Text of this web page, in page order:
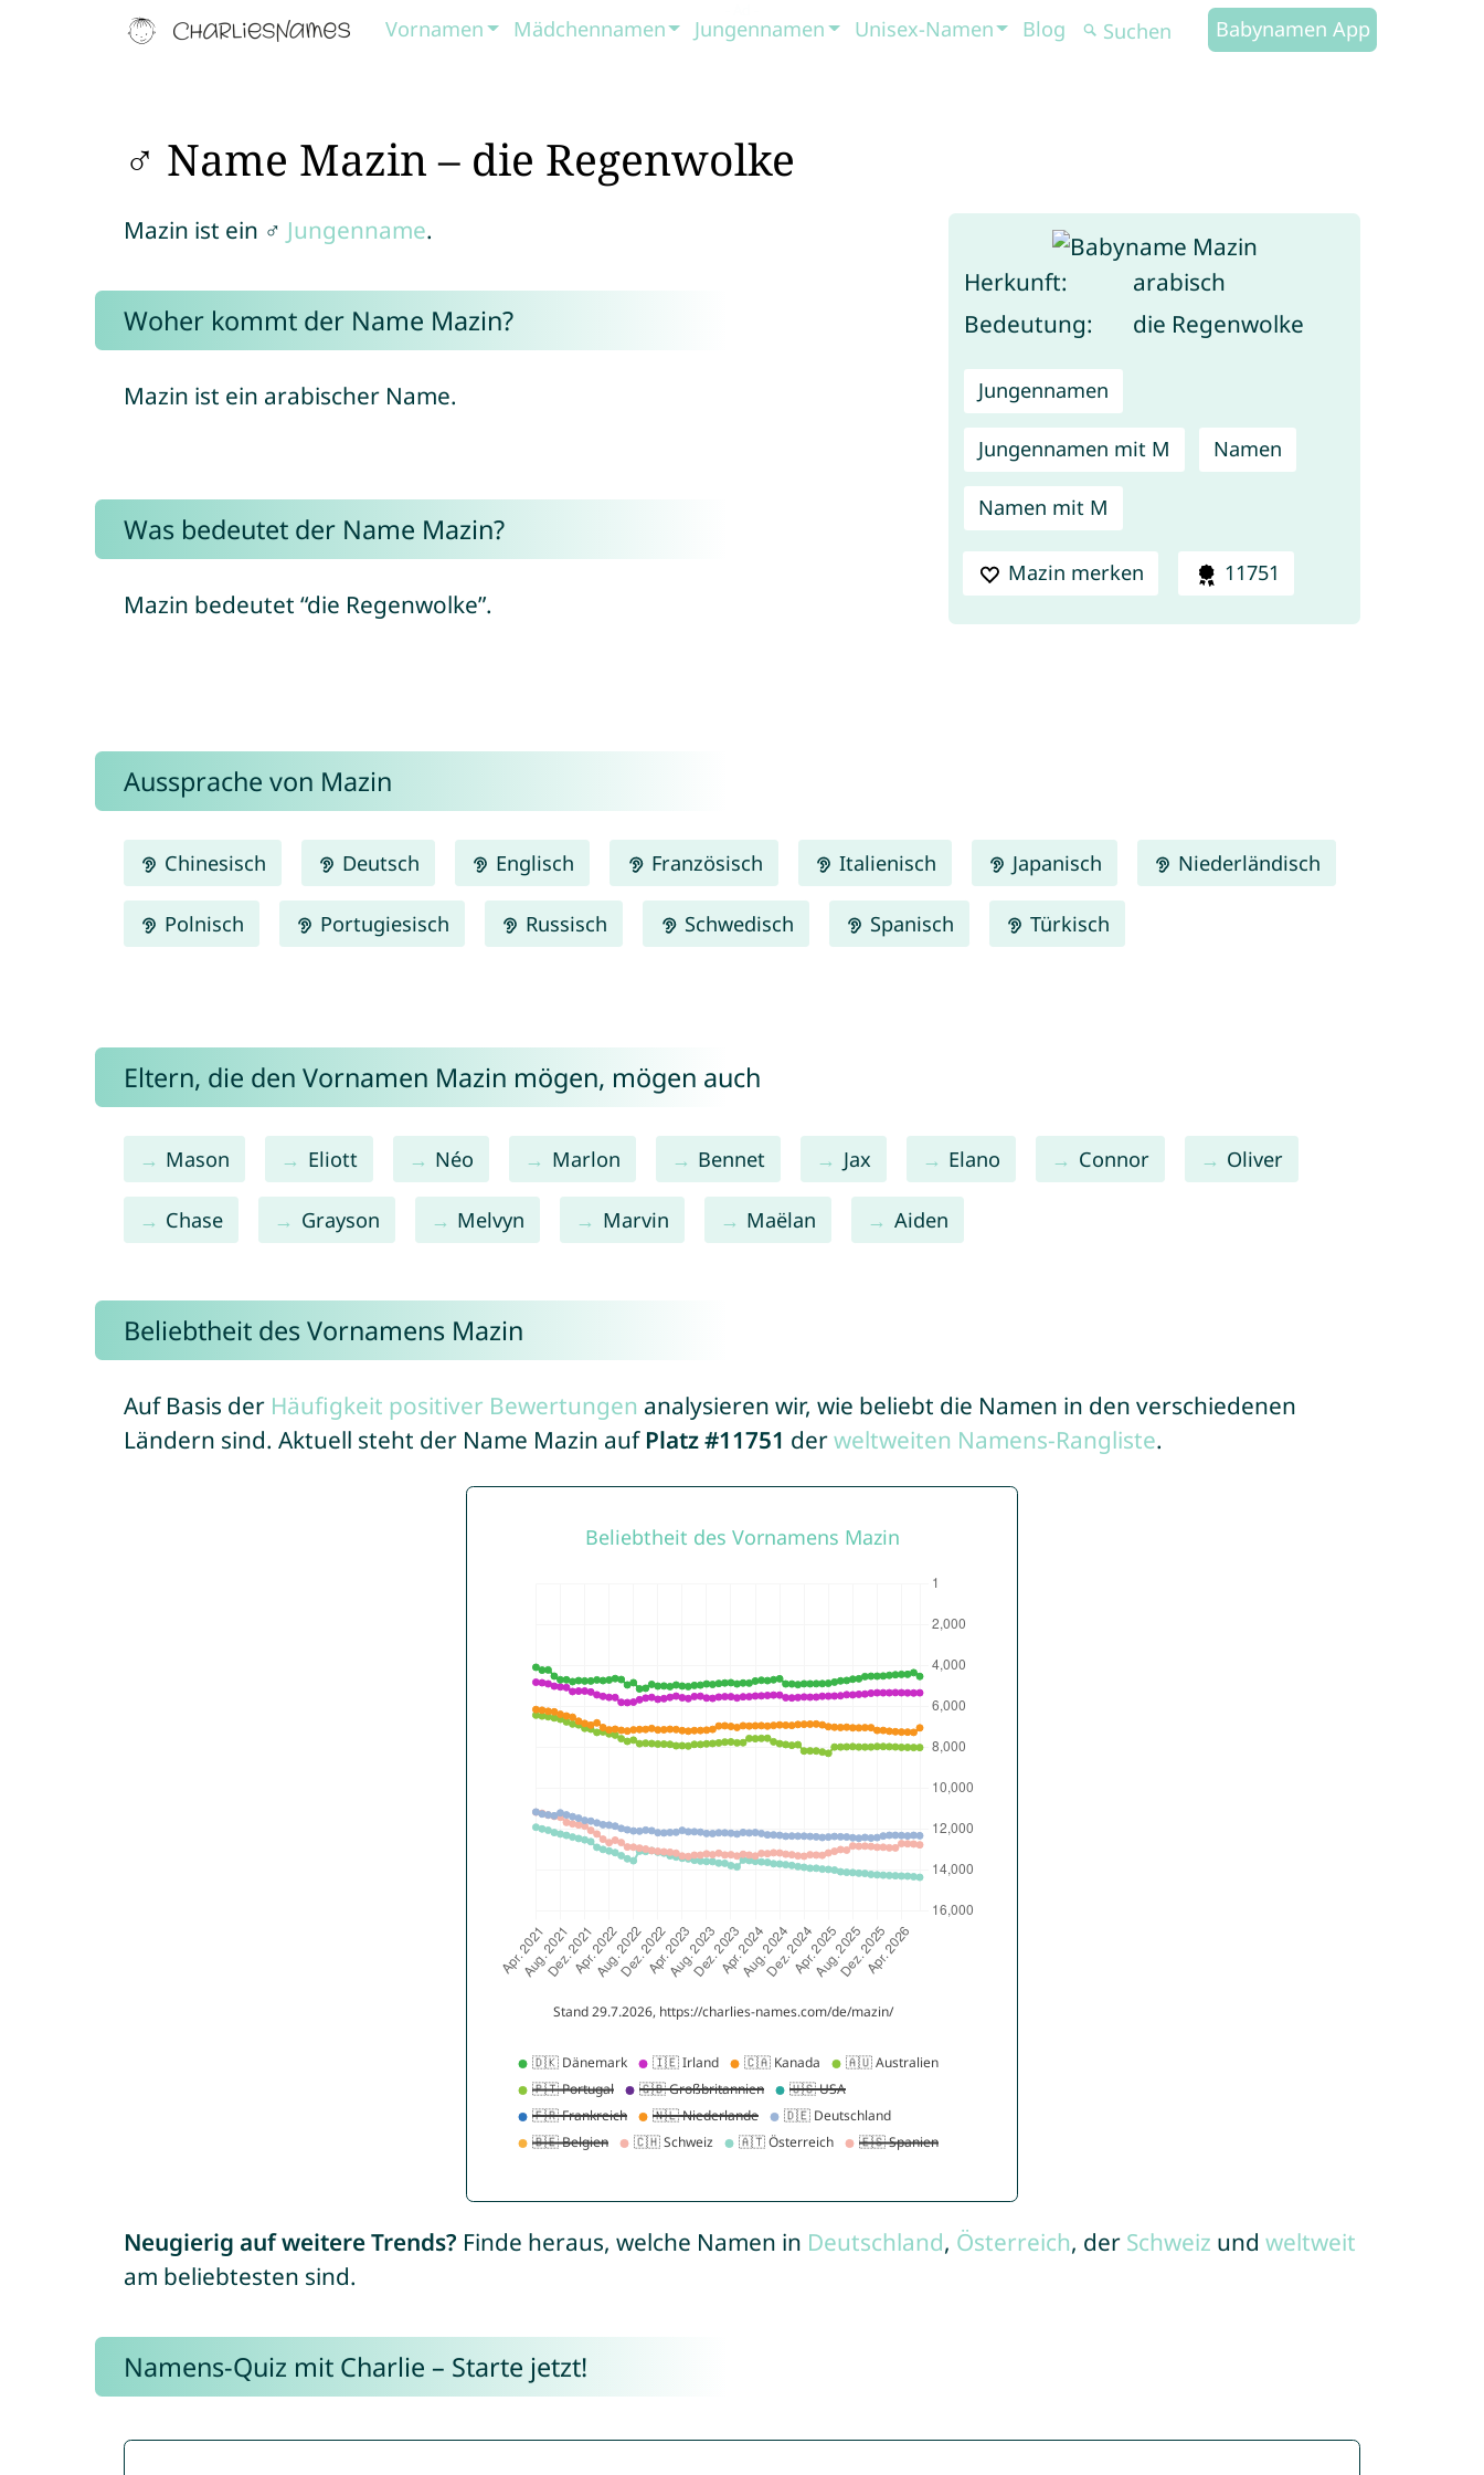
Vornamen Mädchennamen Jungennamen Unisex-Namen Blog Babynamen App
♂ Name Mazin – die Regenwolke
Herkunft:
arabisch
Bedeutung:
die Regenwolke
Jungennamen
Jungennamen mit M Namen
Namen mit M
Mazin merken 11751
Mazin ist ein ♂ Jungenname.
Woher kommt der Name Mazin?
Mazin ist ein arabischer Name.
Was bedeutet der Name Mazin?
Mazin bedeutet “die Regenwolke”.
Aussprache von Mazin
Chinesisch Deutsch Englisch Französisch Italienisch Japanisch Niederländisch
Polnisch Portugiesisch Russisch Schwedisch Spanisch Türkisch
Eltern, die den Vornamen Mazin mögen, mögen auch
Mason Eliott Néo Marlon Bennet Jax Elano Connor Oliver
Chase Grayson Melvyn Marvin Maëlan Aiden
Beliebtheit des Vornamens Mazin
Auf Basis der Häufigkeit positiver Bewertungen analysieren wir, wie beliebt die Namen in den verschiedenen
Ländern sind. Aktuell steht der Name Mazin auf Platz #11751 derweltweiten Namens-Rangliste.
Neugierig auf weitere Trends? Finde heraus, welche Namen in Deutschland, Österreich, der Schweiz und weltweit
am beliebtesten sind.
Namens-Quiz mit Charlie – Starte jetzt!